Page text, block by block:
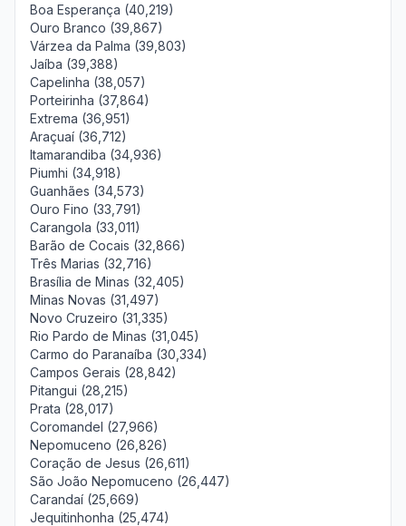
Boa Esperança (40,219)
Ouro Branco (39,867)
Várzea da Palma (39,803)
Jaíba (39,388)
Capelinha (38,057)
Porteirinha (37,864)
Extrema (36,951)
Araçuaí (36,712)
Itamarandiba (34,936)
Piumhi (34,918)
Guanhães (34,573)
Ouro Fino (33,791)
Carangola (33,011)
Barão de Cocais (32,866)
Três Marias (32,716)
Brasília de Minas (32,405)
Minas Novas (31,497)
Novo Cruzeiro (31,335)
Rio Pardo de Minas (31,045)
Carmo do Paranaíba (30,334)
Campos Gerais (28,842)
Pitangui (28,215)
Prata (28,017)
Coromandel (27,966)
Nepomuceno (26,826)
Coração de Jesus (26,611)
São João Nepomuceno (26,447)
Carandaí (25,669)
Jequitinhonha (25,474)